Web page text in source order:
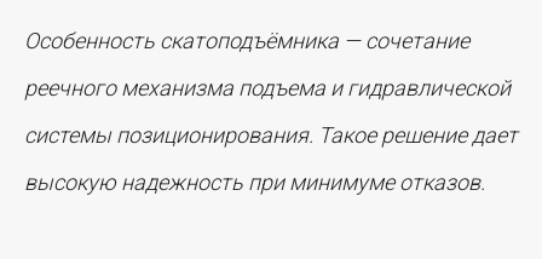
Особенность скатоподъёмника — сочетание
реечного механизма подъема и гидравлической
системы позиционирования. Такое решение дает
высокую надежность при минимуме отказов.